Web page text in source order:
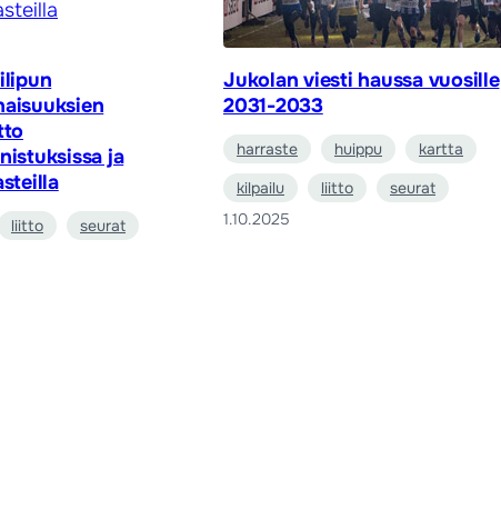
ja
liitto
seurat
Jukolan viesti haussa vuosille
2031-2033
harraste huippu
kartta
kilpailu
liitto
seurat
1.10.2025